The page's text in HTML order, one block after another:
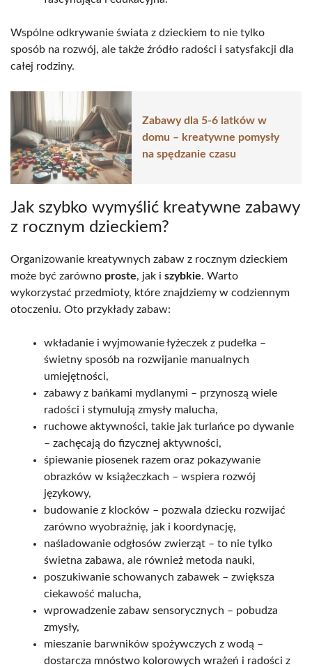
Wspólne odkrywanie świata z dzieckiem to nie tylko
sposób na rozwój, ale także źródło radości i satysfakcji dla
całej rodziny.
Zabawy dla 5-6 latków w
domu – kreatywne pomysły
na spędzanie czasu
Jak szybko wymyślić kreatywne zabawy
z rocznym dzieckiem?
Organizowanie kreatywnych zabaw z rocznym dzieckiem
może być zarówno proste, jak i szybkie. Warto
wykorzystać przedmioty, które znajdziemy w codziennym
otoczeniu. Oto przykłady zabaw:
wkładanie i wyjmowanie łyżeczek z pudełka –
świetny sposób na rozwijanie manualnych
umiejętności,
zabawy z bańkami mydlanymi – przynoszą wiele
radości i stymulują zmysły malucha,
ruchowe aktywności, takie jak turlańce po dywanie
– zachęcają do fizycznej aktywności,
śpiewanie piosenek razem oraz pokazywanie
obrazków w książeczkach – wspiera rozwój
językowy,
budowanie z klocków – pozwala dziecku rozwijać
zarówno wyobraźnię, jak i koordynację,
naśladowanie odgłosów zwierząt – to nie tylko
świetna zabawa, ale również metoda nauki,
poszukiwanie schowanych zabawek – zwiększa
ciekawość malucha,
wprowadzenie zabaw sensorycznych – pobudza
zmysły,
mieszanie barwników spożywczych z wodą –
dostarcza mnóstwo kolorowych wrażeń i radości z